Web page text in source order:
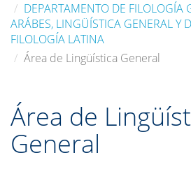
DEPARTAMENTO DE FILOLOGÍA
ARÁBES, LINGÜÍSTICA GENERAL Y
FILOLOGÍA LATINA
Área de Lingüística General
Área de
General